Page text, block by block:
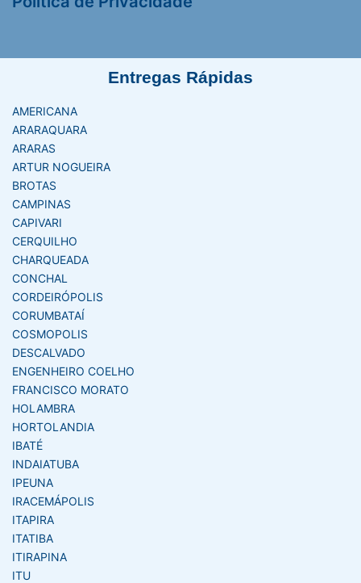
Entregas Rápidas
AMERICANA
ARARAQUARA
ARARAS
ARTUR NOGUEIRA
BROTAS
CAMPINAS
CAPIVARI
CERQUILHO
CHARQUEADA
CONCHAL
CORDEIRÓPOLIS
CORUMBATAÍ
COSMOPOLIS
DESCALVADO
ENGENHEIRO COELHO
FRANCISCO MORATO
HOLAMBRA
HORTOLANDIA
IBATÉ
INDAIATUBA
IPEUNA
IRACEMÁPOLIS
ITAPIRA
ITATIBA
ITIRAPINA
ITU